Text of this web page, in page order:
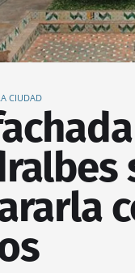
CIUDAD